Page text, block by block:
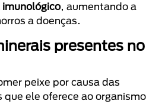
, aumentando a
a doenças.
presentes no
peixe por causa das
ele oferece ao organismo